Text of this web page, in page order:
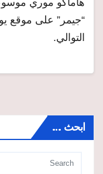
“جيمر” على موقع
التوالي.
ابحث …